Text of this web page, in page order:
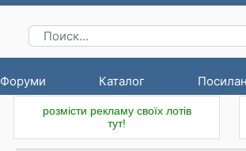
Форуми Каталог
розмісти рекламу своїх лотів
тут!